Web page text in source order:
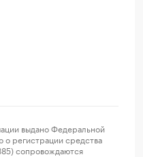
выдано Федеральной
регистрации средства
сопровождаются